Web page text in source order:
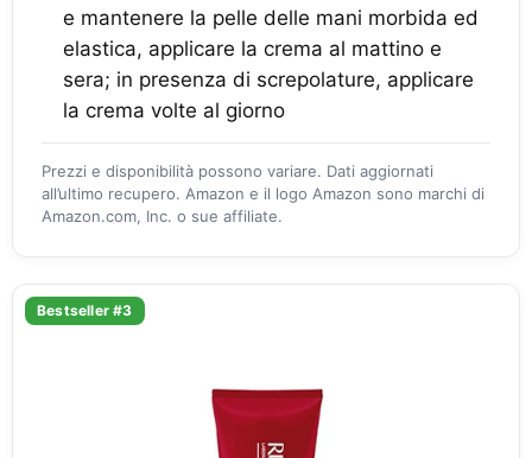
e mantenere la pelle delle mani morbida ed
elastica, applicare la crema al mattino e
sera; in presenza di screpolature, applicare
la crema volte al giorno
Prezzi e disponibilità possono variare. Dati aggiornati
all’ultimo recupero. Amazon e il logo Amazon sono marchi di
Amazon.com, Inc. o sue affiliate.
Bestseller #3